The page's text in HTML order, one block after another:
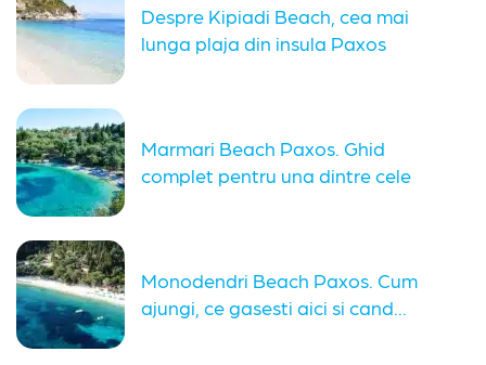
Despre Kipiadi Beach, cea mai
lunga plaja din insula Paxos
Marmari Beach Paxos. Ghid
complet pentru una dintre cele
Monodendri Beach Paxos. Cum
ajungi, ce gasesti aici si cand...